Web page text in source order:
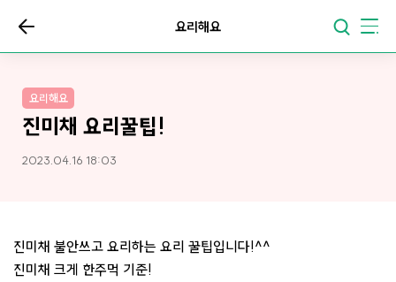
요리해요
요리해요
진미채 요리꿀팁!
2023.04.16 18:03
진미채 불안쓰고 요리하는 요리 꿀팁입니다!^^
진미채 크게 한주먹 기준!